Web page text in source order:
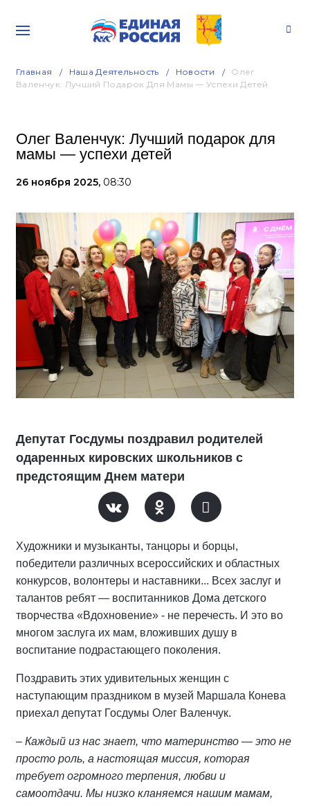
Главная Наша Деятельность Новости
Олег
Валенчук: Лучший Подарок Для Мамы — Успехи Детей
Олег Валенчук: Лучший подарок для
мамы — успехи детей
26 ноября 2025, 08:30
Депутат Госдумы поздравил родителей
одаренных кировских школьников с
предстоящим Днем матери
Художники и музыканты, танцоры и борцы,
победители различных всероссийских и областных
конкурсов, волонтеры и наставники... Всех заслуг и
талантов ребят — воспитанников Дома детского
творчества «Вдохновение» - не перечесть. И это во
многом заслуга их мам, вложивших душу в
воспитание подрастающего поколения.
Поздравить этих удивительных женщин с
наступающим праздником в музей Маршала Конева
приехал депутат Госдумы Олег Валенчук.
– Каждый из нас знает, что материнство — это не
просто роль, а настоящая миссия, которая
требует огромного терпения, любви и
самоотдачи. Мы низко кланяемся нашим мамам,